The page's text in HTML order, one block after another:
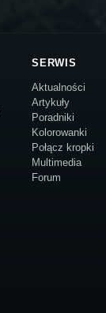
SERWIS
Aktualności
Artykuły
Poradniki
Kolorowanki
Połącz kropki
Multimedia
Forum